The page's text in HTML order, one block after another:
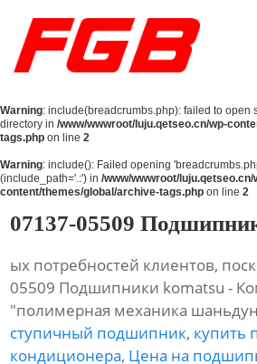
Главная
О Нас
Продукция
Новости
Warning: include(breadcrumbs.php): failed to open
directory in /www/wwwroot/luju.qetseo.cn/wp-
tags.php on line 2
Warning: include(): Failed opening
(include_path='.:') in /www/wwwroot/luju.qetseo.cn/
content/themes/global/archive-tags.php on line 2
07137-05509
ых потребностей клиентов,
05509 Подшипники komatsu -
"полимерная механика
ступичный подшипник, купить
кондиционера, Цена на